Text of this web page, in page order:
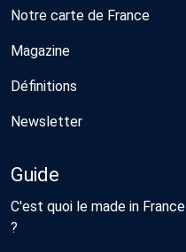
Notre carte de France
Magazine
Définitions
Newsletter
Guide
C'est quoi le made in France
?